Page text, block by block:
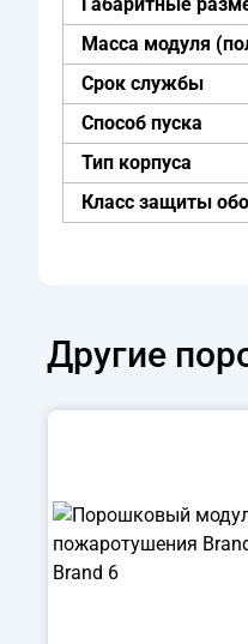
Масса модуля
Срок службы
Способ пуска
Тип корпуса
Класс защиты
Другие